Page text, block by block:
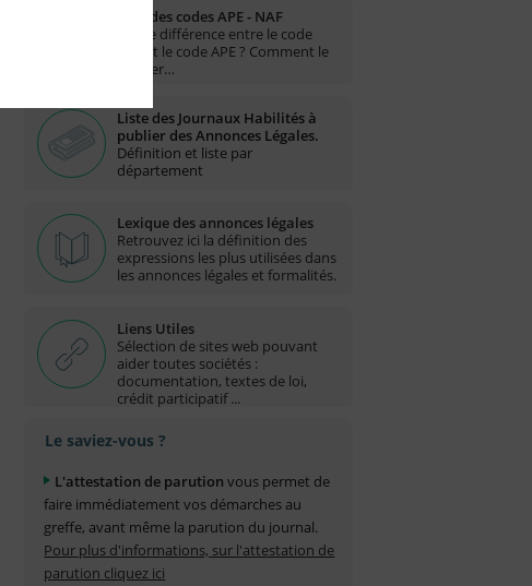
Liste des codes APE - NAF
Quelle différence entre le code
NAF et le code APE ? Comment le
trouver…
Liste des Journaux Habilités à
publier des Annonces Légales.
Définition et liste par
département
Lexique des annonces légales
Retrouvez ici la définition des
expressions les plus utilisées dans
les annonces légales et formalités.
Liens Utiles
Sélection de sites web pouvant
aider toutes sociétés :
documentation, textes de loi,
crédit participatif ...
Le saviez-vous ?
L'attestation de parution vous permet de
faire immédiatement vos démarches au
greffe, avant même la parution du journal.
Pour plus d'informations, sur l'attestation de
parution cliquez ici